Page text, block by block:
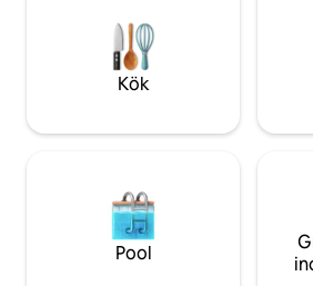
havet - Egen uteplats med sittplatser
och dusch utomhus - Fullt utrustad
4 solstolar och strandvagn
+ gratis parkering!
Kök
Pool